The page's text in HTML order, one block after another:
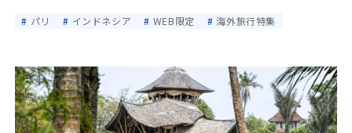
パリ インドネシア WEB限定 海外旅行特集